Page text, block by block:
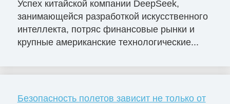
Успех китайской компании DeepSeek,
занимающейся разработкой искусственного
интеллекта, потряс финансовые рынки и
крупные американские технологические...
Безопасность полетов зависит не только от